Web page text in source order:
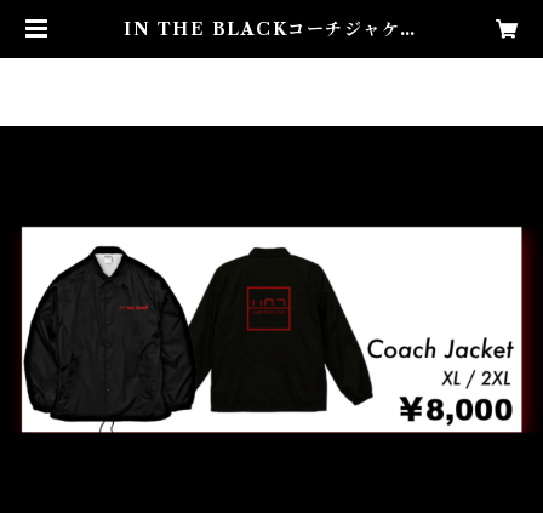
IN THE BLACKコーチジャケッ